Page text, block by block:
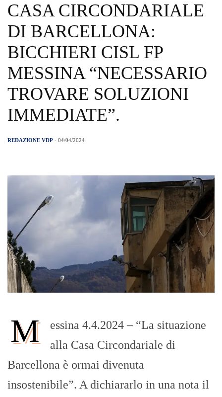
CASA CIRCONDARIALE
DI BARCELLONA:
BICCHIERI CISL FP
MESSINA “NECESSARIO
TROVARE SOLUZIONI
IMMEDIATE”.
REDAZIONE VDP - 04/04/2024
M
essina 4.4.2024 – “La situazione
alla Casa Circondariale di
Barcellona è ormai divenuta
insostenibile”. A dichiararlo in una nota il